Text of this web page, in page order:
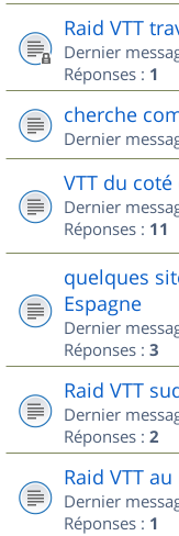
Raid VTT
Dernier
Réponses : 1
cherche
Dernier
VTT du
Dernier
Réponses : 11
quelques
Espagne
Dernier
Réponses : 3
Raid VTT
Dernier
Réponses : 2
Raid VTT
Dernier
Réponses : 1